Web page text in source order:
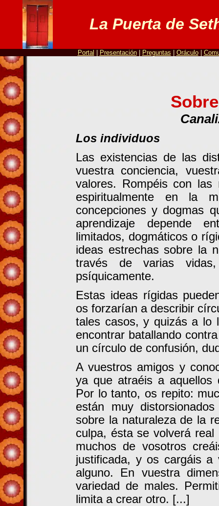
La Puerta de
Portal Presentación| Preguntas Oráculo|
Los individuos
Las existencias de las
vuestra conciencia,
valores. Rompéis con las
espiritualmente en la
concepciones y dogmas
aprendizaje depende
limitados, dogmáticos o
ideas estrechas sobre la
través de varias
psíquicamente.
Estas ideas rígidas
os forzarían a describir
tales casos, y quizás a lo
encontrar batallando
un círculo de confusión,
A vuestros amigos y
ya que atraéis a aquellos
Por lo tanto, os repito:
están muy
sobre la naturaleza de la
culpa, ésta se volverá
muchos de vosotros
justificada, y os cargáis a
alguno. En vuestra
variedad de males.
limita a crear otro. [...]